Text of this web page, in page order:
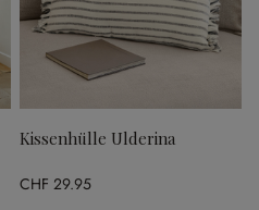
Kissenhülle Ulderina
CHF 29.95